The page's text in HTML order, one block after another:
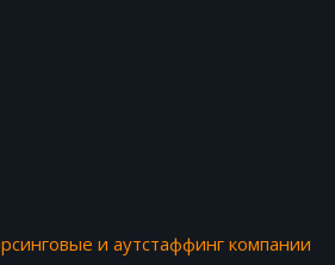
и аутстаффинг компании